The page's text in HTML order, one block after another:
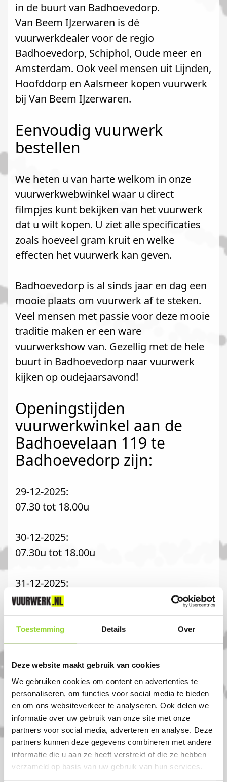
Toestemming Details Over
Deze website maakt gebruik van cookies
We gebruiken cookies om content en advertenties te
personaliseren, om functies voor social media te bieden
en om ons websiteverkeer te analyseren. Ook delen we
informatie over uw gebruik van onze site met onze
partners voor social media, adverteren en analyse. Deze
partners kunnen deze gegevens combineren met andere
informatie die u aan ze heeft verstrekt of die ze hebben
verzameld op basis van uw gebruik van hun services.
in de buurt van Badhoevedorp.
Van Beem IJzerwaren is dé
vuurwerkdealer voor de regio
Badhoevedorp, Schiphol, Oude meer en
Amsterdam. Ook veel mensen uit Lijnden,
Hoofddorp en Aalsmeer kopen vuurwerk
bij Van Beem IJzerwaren.
Eenvoudig vuurwerk
bestellen
We heten u van harte welkom in onze
vuurwerkwebwinkel waar u direct
filmpjes kunt bekijken van het vuurwerk
dat u wilt kopen. U ziet alle specificaties
zoals hoeveel gram kruit en welke
effecten het vuurwerk kan geven.
Badhoevedorp is al sinds jaar en dag een
mooie plaats om vuurwerk af te steken.
Veel mensen met passie voor deze mooie
traditie maken er een ware
vuurwerkshow van. Gezellig met de hele
buurt in Badhoevedorp naar vuurwerk
kijken op oudejaarsavond!
Openingstijden
vuurwerkwinkel aan de
Badhoevelaan 119 te
Badhoevedorp zijn:
29-12-2025:
07.30 tot 18.00u
30-12-2025:
07.30u tot 18.00u
31-12-2025:
07.30u tot 18.00u
Komt u uit Badhoevedorp?
Koop uw vuurwerk dan bij Van Beem
IJzerwaren in Badhoevedorp. U bent van
harte welkom! U bent uiteraard ook
welkom als u uit Zwanenburg, De hoek of
Sloten komt.